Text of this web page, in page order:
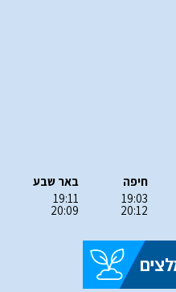
חיפה
19:03
20:12
באר שבע
19:11
20:09